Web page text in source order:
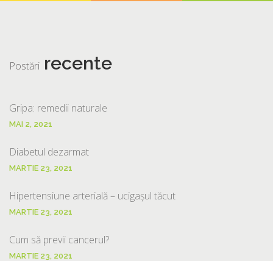
Postări recente
Gripa: remedii naturale
MAI 2, 2021
Diabetul dezarmat
MARTIE 23, 2021
Hipertensiune arterială – ucigașul tăcut
MARTIE 23, 2021
Cum să previi cancerul?
MARTIE 23, 2021